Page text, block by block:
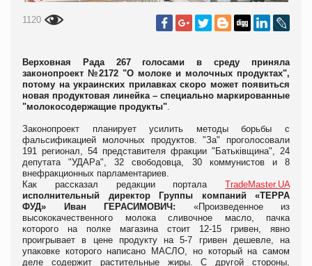
1120
Верховная Рада 267 голосами в среду приняла
законопроект №2172 "О молоке и молочных продуктах",
потому на украинских прилавках скоро может появиться
новая продуктовая линейка – специально маркированные
"молокосодержащие продукты"
Законопроект планирует усилить методы борьбы с
фальсификацией молочных продуктов. "За" проголосовали
191 регионал, 54 представителя фракции "Батьківщина", 24
депутата "УДАРа", 32 свободовца, 30 коммунистов и 8
внефракционных парламентариев.
Как рассказал редакции портала TradeMaster.UA
исполнительный директор Группы компаний «ТЕРРА
ФУД» Иван ГЕРАСИМОВИЧ: «Произведенное из
высококачественного молока сливочное масло, пачка
которого на полке магазина стоит 12-15 гривен, явно
проигрывает в цене продукту на 5-7 гривен дешевле, на
упаковке которого написано МАСЛО, но который на самом
деле содержит растительные жиры. С другой стороны,